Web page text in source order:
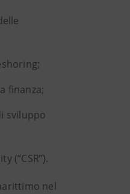
finanza;
sviluppo
(“CSR”).
nel